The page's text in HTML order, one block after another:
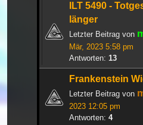
ILT 5490 -
länger
Letzter Beitrag von
Mär, 2023 5:58 pm
Antworten: 13
Frankenstein
Letzter Beitrag von
2023 12:05 pm
Antworten: 4